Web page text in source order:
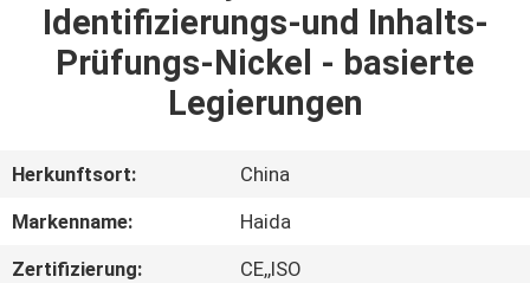
PRODUKTE
VR-
Identifizierungs-und Inhalts-
Prüfungs-Nickel - basierte
Legierungen
Herkunftsort:
China
Markenname:
Haida
Zertifizierung:
CE,,ISO